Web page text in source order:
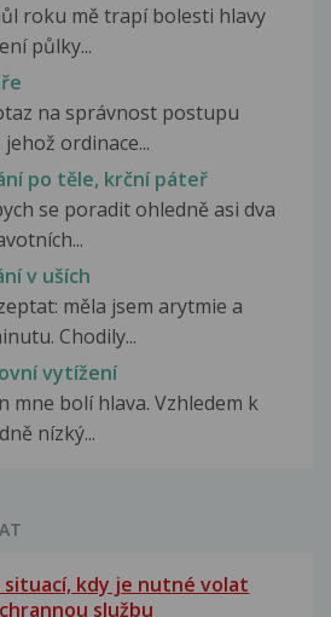
roku mě trapí bolesti hlavy
půlky...
na správnost postupu
ordinace...
po těle, krční páteř
se poradit ohledně asi dva
v uších
měla jsem arytmie a
Chodily...
vytížení
mne bolí hlava. Vzhledem k
nízký...
situací, kdy je nutné volat
službu